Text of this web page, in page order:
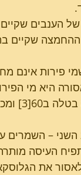
הענבים
שקיים
פירות אינם
היא מי
היא
– השמרים
העיסה
את